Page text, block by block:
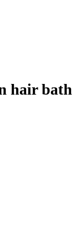
hair bath